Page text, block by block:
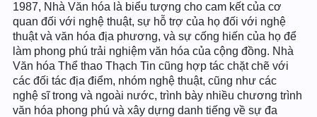
1987, Nhà Văn hóa là biểu tượng cho cam kết của cơ
quan đối với nghệ thuật, sự hỗ trợ của họ đối với nghệ
thuật và văn hóa địa phương, và sự cống hiến của họ để
làm phong phú trải nghiệm văn hóa của cộng đồng. Nhà
Văn hóa Thể thao Thạch Tin cũng hợp tác chặt chẽ với
các đối tác địa điểm, nhóm nghệ thuật, cũng như các
nghệ sĩ trong và ngoài nước, trình bày nhiều chương trình
văn hóa phong phú và xây dựng danh tiếng về sự đa